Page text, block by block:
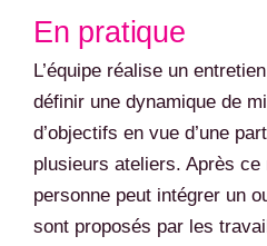
En pratique
L’équipe réalise un
définir une dynamique de
d’objectifs en vue d’une
plusieurs ateliers. Après
personne peut intégrer un
sont proposés par les